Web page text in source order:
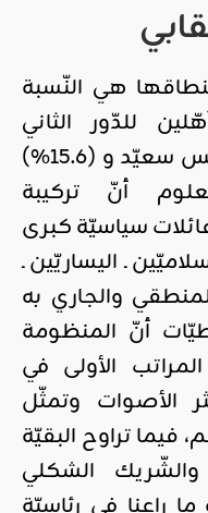
هي النّسبة
للدّور الثاني
والبالغة (18.4%) للدكتور قيس سعيّد و (15.6%)
أنّ تركيبة
سياسيّة كبرى
ـ اليساريّين ـ
والجاري به
أنّ المنظومة
الأولى في
الأصوات وتمثّل
فيما تراوح البقيّة
والشّريك الشكلي